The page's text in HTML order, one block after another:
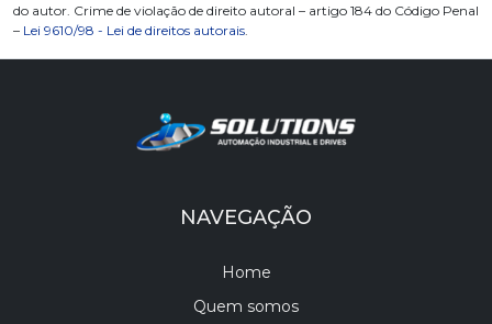
do autor. Crime de violação de direito autoral – artigo 184 do Código Penal
– Lei 9610/98 - Lei de direitos autorais
NAVEGAÇÃO
Home
Quem somos